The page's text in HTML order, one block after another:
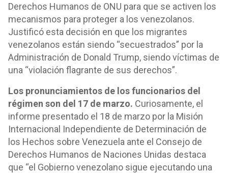
Derechos Humanos de ONU para que se activen los
mecanismos para proteger a los venezolanos.
Justificó esta decisión en que los migrantes
venezolanos están siendo “secuestrados” por la
Administración de Donald Trump, siendo víctimas de
una “violación flagrante de sus derechos”.
Los pronunciamientos de los funcionarios del
régimen son del 17 de marzo. Curiosamente, el
informe presentado el 18 de marzo por la Misión
Internacional Independiente de Determinación de
los Hechos sobre Venezuela ante el Consejo de
Derechos Humanos de Naciones Unidas destaca
que “el Gobierno venezolano sigue ejecutando una